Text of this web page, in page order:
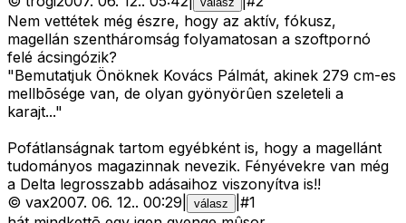
Nem vettétek még észre, hogy az aktív, fókusz,
magellán szentháromság folyamatosan a szoftpornó
felé ácsingózik?
"Bemutatjuk Önöknek Kovács Pálmát, akinek 279 cm-es
mellbõsége van, de olyan gyönyörûen szeleteli a
karajt..."
Pofátlanságnak tartom egyébként is, hogy a magellánt
tudományos magazinnak nevezik. Fényévekre van még
a Delta legrosszabb adásaihoz viszonyítva is!!
© vax2007. 06. 12.. 00:29 válasz #1